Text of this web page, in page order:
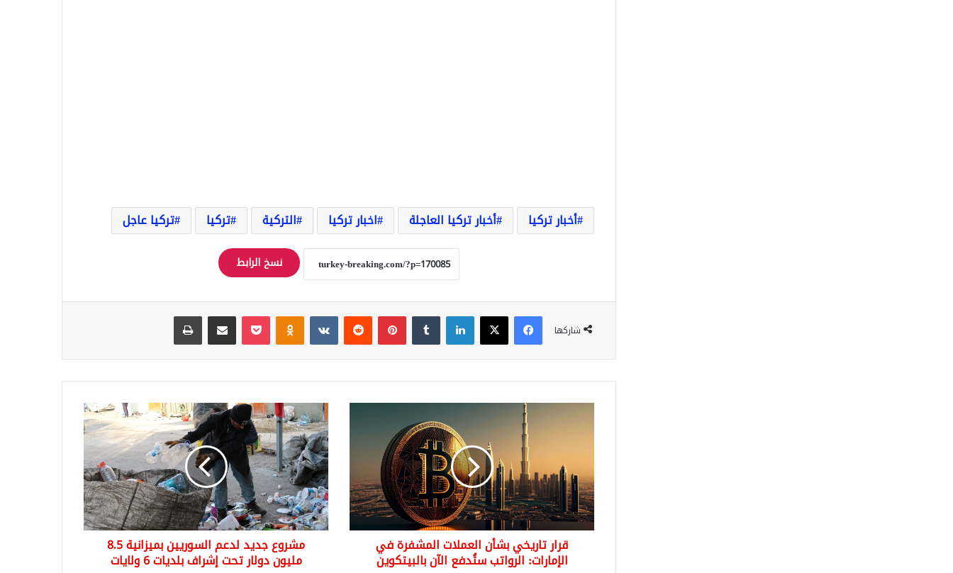
أخبار تركيا أخبار تركيا العاجلة اخبار تركيا التركية تركيا تركيا عاجل
نسخ الرابط
شاركها
فيسبوك‫X لينكدإن بينتيريست Odnoklassniki
‫Pocket مشاركة عبر البريد طباعة
قرار
المشفرة
في
الإمارات:
الرواتب
ستُدفع
بالبيتكوين
قرار تاريخي بشأن العملات المشفرة في
الإمارات: الرواتب ستُدفع الآن بالبيتكوين
مشروع
جديد
لدعم
السوريين
بميزانية
8.5
مليون
دولار
تحت
إشراف
مشروع جديد لدعم السوريين بميزانية 8.5
مليون دولار تحت إشراف بلديات 6 ولايات